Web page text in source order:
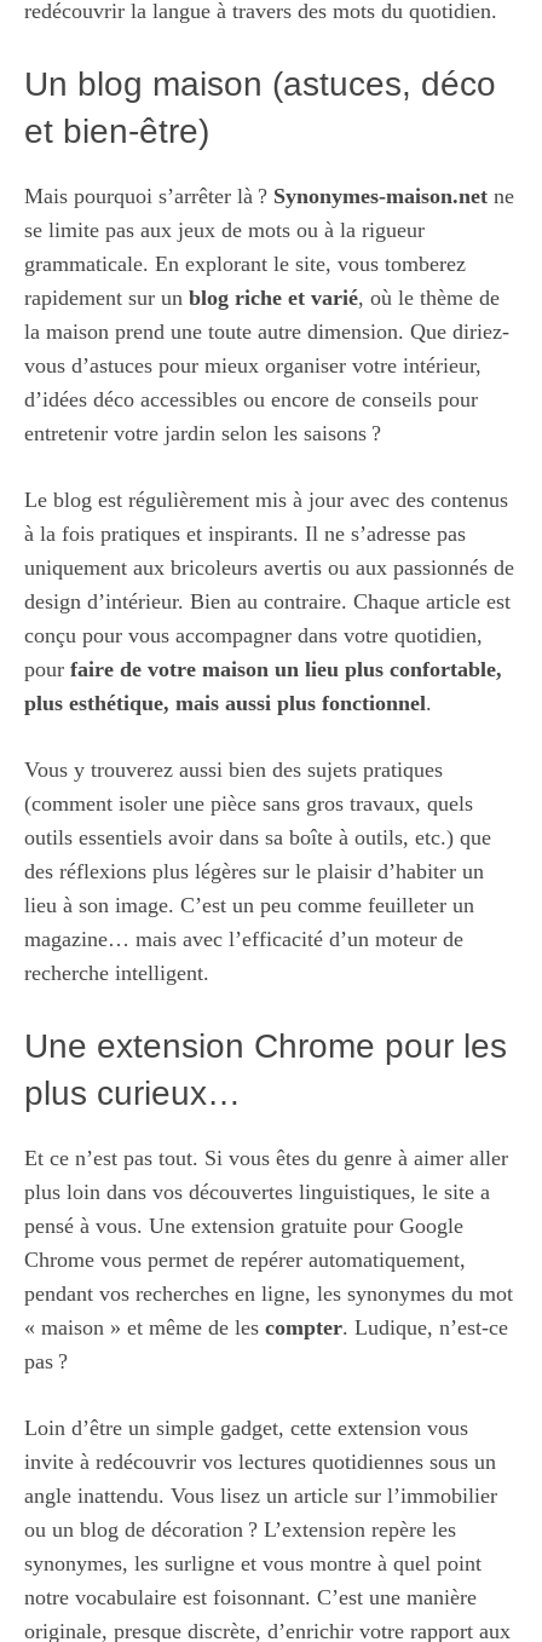
redécouvrir la langue à travers des mots du quotidien.
Un blog maison (astuces, déco
et bien-être)
Mais pourquoi s’arrêter là ? Synonymes-maison.net ne
se limite pas aux jeux de mots ou à la rigueur
grammaticale. En explorant le site, vous tomberez
rapidement sur un blog riche et varié, où le thème de
la maison prend une toute autre dimension. Que diriez-
vous d’astuces pour mieux organiser votre intérieur,
d’idées déco accessibles ou encore de conseils pour
entretenir votre jardin selon les saisons ?
Le blog est régulièrement mis à jour avec des contenus
à la fois pratiques et inspirants. Il ne s’adresse pas
uniquement aux bricoleurs avertis ou aux passionnés de
design d’intérieur. Bien au contraire. Chaque article est
conçu pour vous accompagner dans votre quotidien,
pour faire de votre maison un lieu plus confortable,
plus esthétique, mais aussi plus fonctionnel.
Vous y trouverez aussi bien des sujets pratiques
(comment isoler une pièce sans gros travaux, quels
outils essentiels avoir dans sa boîte à outils, etc.) que
des réflexions plus légères sur le plaisir d’habiter un
lieu à son image. C’est un peu comme feuilleter un
magazine… mais avec l’efficacité d’un moteur de
recherche intelligent.
Une extension Chrome pour les
plus curieux…
Et ce n’est pas tout. Si vous êtes du genre à aimer aller
plus loin dans vos découvertes linguistiques, le site a
pensé à vous. Une extension gratuite pour Google
Chrome vous permet de repérer automatiquement,
pendant vos recherches en ligne, les synonymes du mot
« maison » et même de les compter. Ludique, n’est-ce
pas ?
Loin d’être un simple gadget, cette extension vous
invite à redécouvrir vos lectures quotidiennes sous un
angle inattendu. Vous lisez un article sur l’immobilier
ou un blog de décoration ? L’extension repère les
synonymes, les surligne et vous montre à quel point
notre vocabulaire est foisonnant. C’est une manière
originale, presque discrète, d’enrichir votre rapport aux